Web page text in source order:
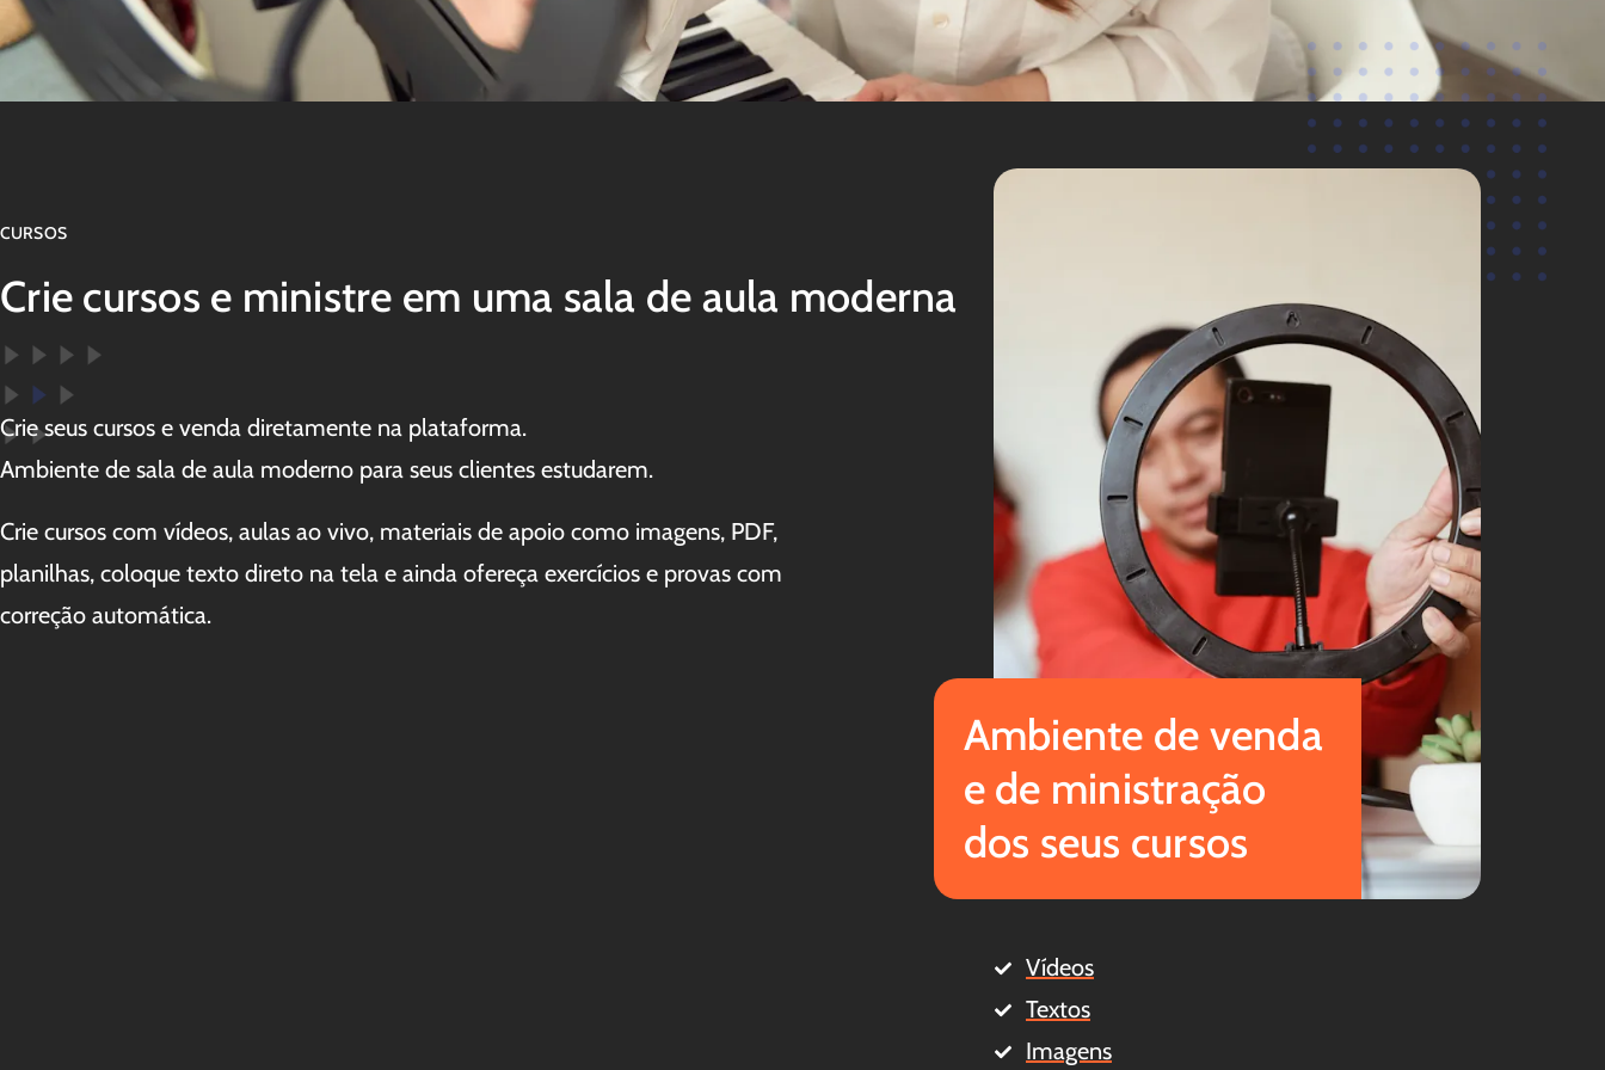
CURSOS
Crie cursos e ministre em uma sala de aula moderna
Crie seus cursos e venda diretamente na plataforma.
Ambiente de sala de aula moderno para seus clientes estudarem.
Crie cursos com vídeos, aulas ao vivo, materiais de apoio como imagens, PDF,
planilhas, coloque texto direto na tela e ainda ofereça exercícios e provas com
correção automática.
Ambiente de venda
e de ministração
dos seus cursos
Vídeos
Textos
Imagens